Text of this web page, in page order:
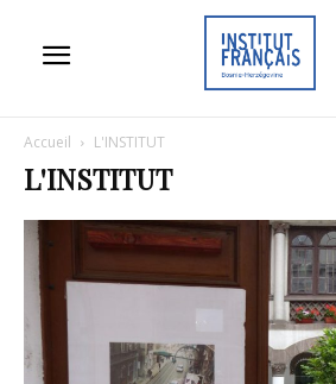
Accueil L'INSTITUT
L'INSTITUT